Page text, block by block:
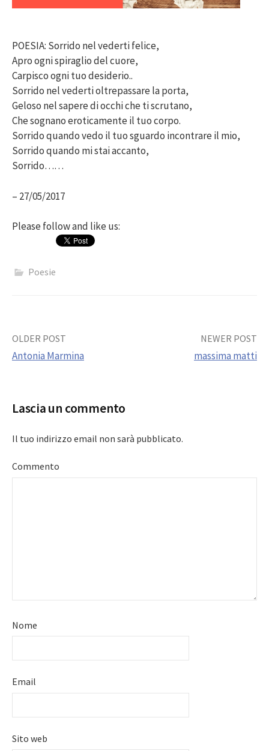
POESIA: Sorrido nel vederti felice,
Apro ogni spiraglio del cuore,
Carpisco ogni tuo desiderio..
Sorrido nel vederti oltrepassare la porta,
Geloso nel sapere di occhi che ti scrutano,
Che sognano eroticamente il tuo corpo.
Sorrido quando vedo il tuo sguardo incontrare il mio,
Sorrido quando mi stai accanto,
Sorrido……
– 27/05/2017
Please follow and like us:
Poesie
Post
OLDER POST
Antonia Marmina
NEWER POST
massima matti
Lascia un commento
Il tuo indirizzo email non sarà pubblicato.
Commento
Nome
Email
Sito web